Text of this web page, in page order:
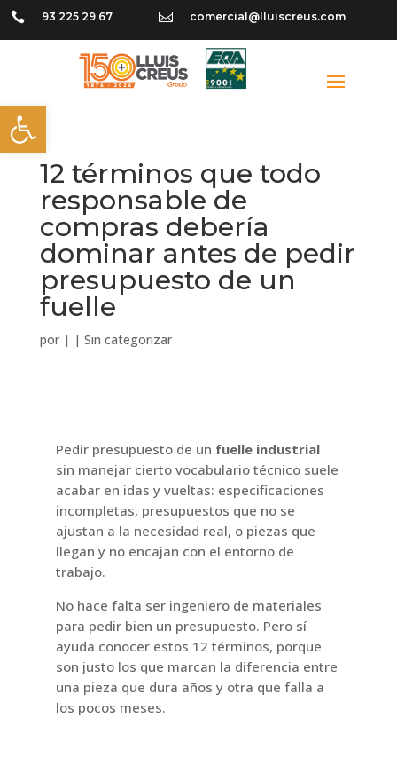
Abrir barra de herramientas
 93 225 29 67  comercial@lluiscreus.com
12 términos que todo
responsable de
compras debería
dominar antes de pedir
presupuesto de un
fuelle
por | | Sin categorizar
Pedir presupuesto de un fuelle industrial
sin manejar cierto vocabulario técnico suele
acabar en idas y vueltas: especificaciones
incompletas, presupuestos que no se
ajustan a la necesidad real, o piezas que
llegan y no encajan con el entorno de
trabajo.
No hace falta ser ingeniero de materiales
para pedir bien un presupuesto. Pero sí
ayuda conocer estos 12 términos, porque
son justo los que marcan la diferencia entre
una pieza que dura años y otra que falla a
los pocos meses.